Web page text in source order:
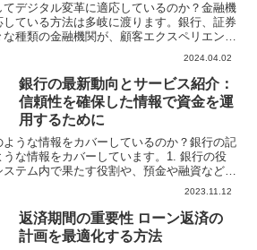
デジタル変革に適応しているのか？金融機
ている方法は多岐に渡ります。銀行、証券
種類の金融機関が、顧客エクスペリエンス
2024.04.02
銀行の最新動向とサービス紹介：
信頼性を確保した情報で資金を運
用するために
うな情報をカバーしているのか？銀行の記
な情報をカバーしています。1. 銀行の役
テム内で果たす役割や、預金や融資などの
2023.11.12
返済期間の重要性 ローン返済の
計画を最適化する方法